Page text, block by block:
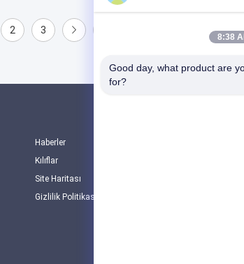
2 3
Haberler
Kılıflar
Site Haritası
Gizlilik Politikası
8:38
Good day, what product are
for?